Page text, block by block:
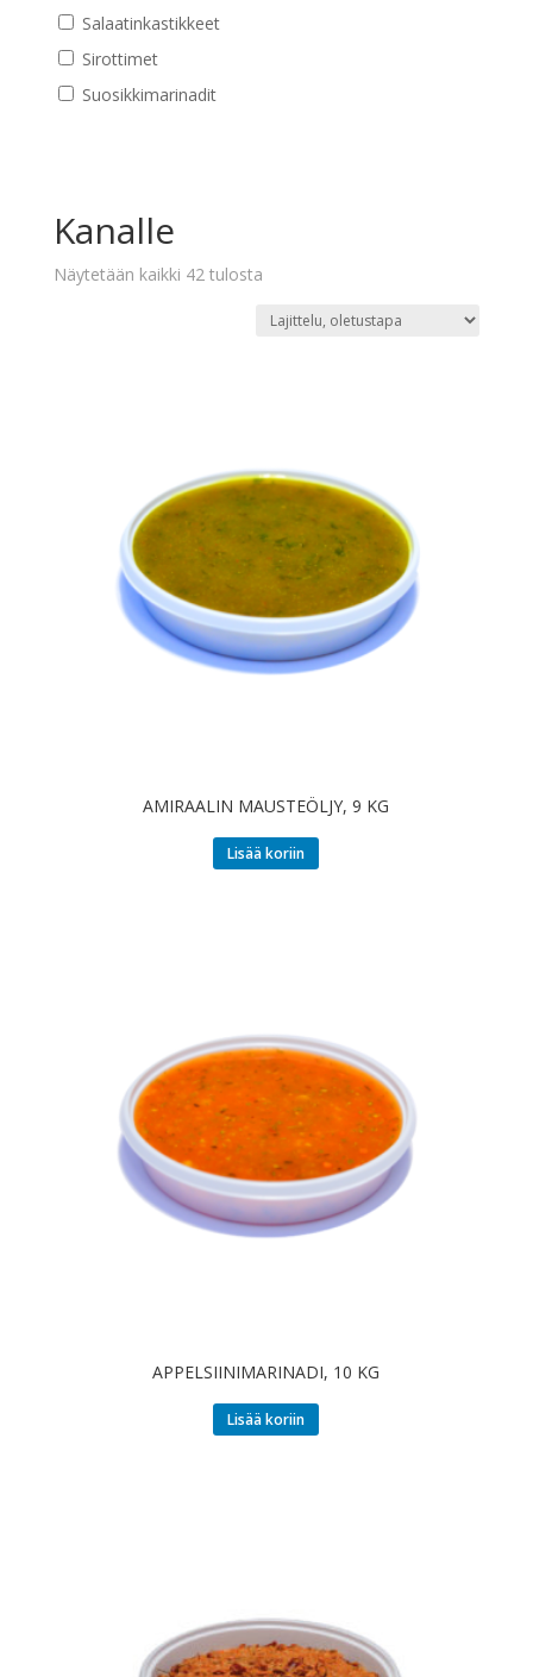
Kanalle
Näytetään kaikki 42 tulosta
AMIRAALIN MAUSTEÖLJY, 9 KG
Lisää koriin
APPELSIINIMARINADI, 10 KG
Lisää koriin
Salaatinkastikkeet
Sirottimet
Suosikkimarinadit